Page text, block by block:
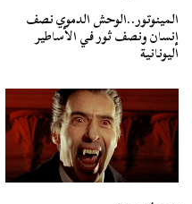
المينوتور..الوحش الدموي نصف
إنسان ونصف ثور في الأساطير
اليونانية